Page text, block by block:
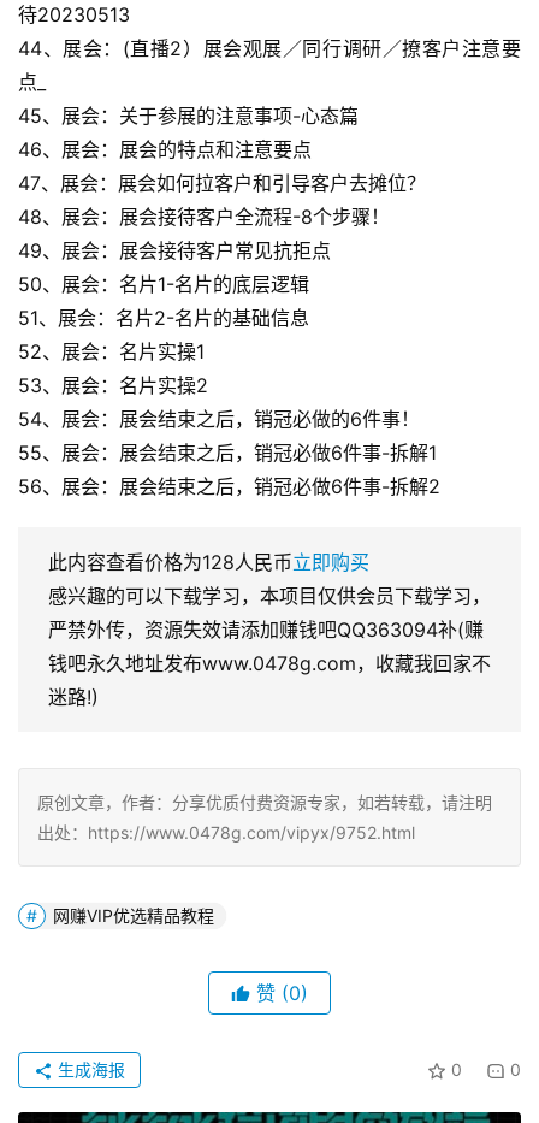
待20230513
44、展会：(直播2）展会观展／同行调研／撩客户注意要
点_
45、展会：关于参展的注意事项-心态篇
46、展会：展会的特点和注意要点
47、展会：展会如何拉客户和引导客户去摊位？
48、展会：展会接待客户全流程-8个步骤！
49、展会：展会接待客户常见抗拒点
50、展会：名片1-名片的底层逻辑
51、展会：名片2-名片的基础信息
52、展会：名片实操1
53、展会：名片实操2
54、展会：展会结束之后，销冠必做的6件事！
55、展会：展会结束之后，销冠必做6件事-拆解1
56、展会：展会结束之后，销冠必做6件事-拆解2
此内容查看价格为128人民币立即购买
感兴趣的可以下载学习，本项目仅供会员下载学习，
严禁外传，资源失效请添加赚钱吧QQ363094补(赚
钱吧永久地址发布www.0478g.com，收藏我回家不
迷路!)
原创文章，作者：分享优质付费资源专家，如若转载，请注明
出处：https://www.0478g.com/vipyx/9752.html
网赚VIP优选精品教程
赞 (0)
0 0
生成海报